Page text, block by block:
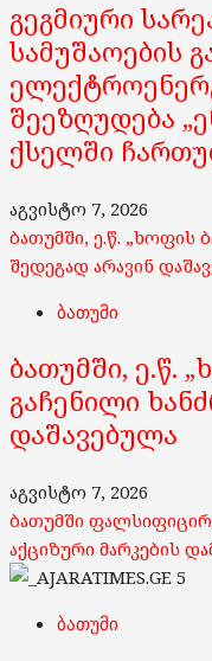
გეგმიური
სამუშაოების
შეეზღუდება
ქსელში
აგვისტო 7, 2026
ბათუმში, ე.წ. „ხოფის
შედეგად არავინ
ბათუმი
ბათუმში, ე.წ.
გაჩენილი
დაშავებულა
აგვისტო 7, 2026
ბათუმში
აქციზური მარკების
5
ბათუმი